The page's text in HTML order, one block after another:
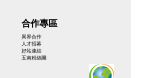
合作專區
異界合作
人才招募
好站連結
五南粉絲團